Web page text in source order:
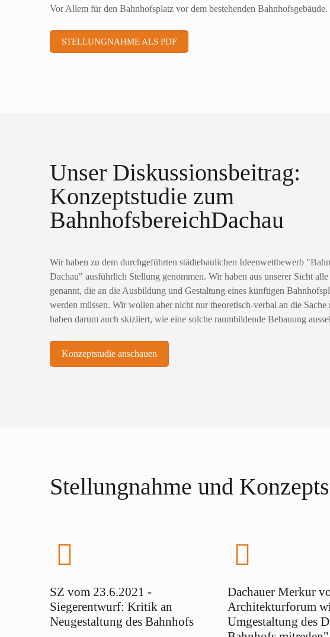
Vor Allem für den Bahnhofsplatz vor dem bestehenden Bahnhofsgebäude.
STELLUNGNAHME ALS PDF
Unser Diskussionsbeitrag:
Konzeptstudie zum
BahnhofsbereichDachau
Wir haben zu dem durchgeführten städtebaulichen Ideenwettbewerb
Dachau" ausführlich Stellung genommen. Wir haben aus unserer Sicht
genannt, die an die Ausbildung und Gestaltung eines künftigen
werden müssen. Wir wollen aber nicht nur theoretisch-verbal an die Sache
haben darum auch skiziiert, wie eine solche raumbildende Bebauung
Konzeptstudie anschauen
Stellungnahme und
SZ vom 23.6.2021 -
Siegerentwurf: Kritik an
Neugestaltung des Bahnhofs
Dachauer Merkur
Architekturforum
Umgestaltung des